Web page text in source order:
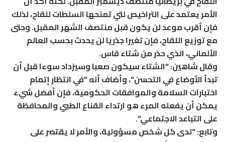
الأمر يعتمد على التراخيص لتي تمنحها السلطات للقاح، لذلك
فإن أقرب موعد لن يكون قبل منتصف الشهر المقبل. وحتى
مع توزيع اللقاح، فإن تغيرا جذريا لن يحدث بحسب العالم
الألماني، الذي حذر من شتاء قاس.
وقال شاهين: “الشتاء سيكون صعبا وسيزداد سوءا قبل أن
تبدأ الأوضاع في التحسن”، وأضاف أنه “في انتظار إتمام
اختبارات السلامة والموافقات الحكومية، فإن أفضل شيء
يمكن أن يفعله المرء هو ارتداء القناع الطبي والمحافظة
على التباعد الاجتماعي”.
وتابع: “لدى كل شخص مسؤولية، والأمر لا يقتصر على